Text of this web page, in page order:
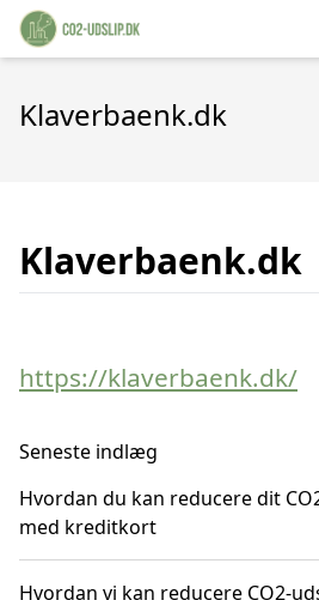
Klaverbaenk.dk
Klaverbaenk.dk
https://klaverbaenk.dk/
Seneste indlæg
Hvordan du kan reducere dit
med kreditkort
Hvordan vi kan reducere CO2-